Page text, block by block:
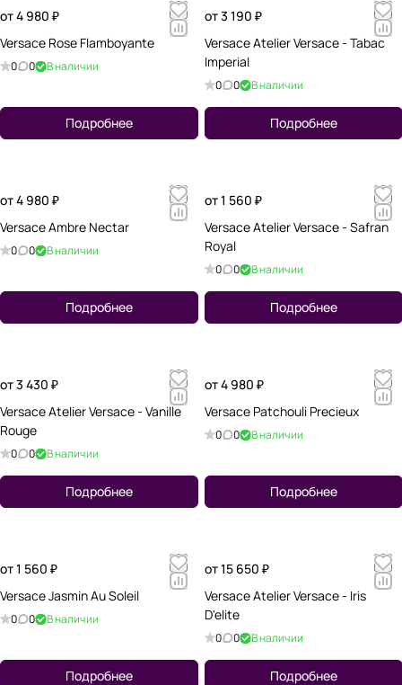
от 4 980 ₽
Versace Rose Flamboyante
0 0 В наличии
Подробнее
от 3 190 ₽
Versace Atelier Versace - Tabac
Imperial
0 0 В наличии
Подробнее
от 4 980 ₽
Versace Ambre Nectar
0 0 В наличии
Подробнее
от 1 560 ₽
Versace Atelier Versace - Safran
Royal
0 0 В наличии
Подробнее
от 3 430 ₽
Versace Atelier Versace - Vanille
Rouge
0 0 В наличии
Подробнее
от 4 980 ₽
Versace Patchouli Precieux
0 0 В наличии
Подробнее
от 1 560 ₽
Versace Jasmin Au Soleil
0 0 В наличии
Подробнее
от 15 650 ₽
Versace Atelier Versace - Iris
D'elite
0 0 В наличии
Подробнее